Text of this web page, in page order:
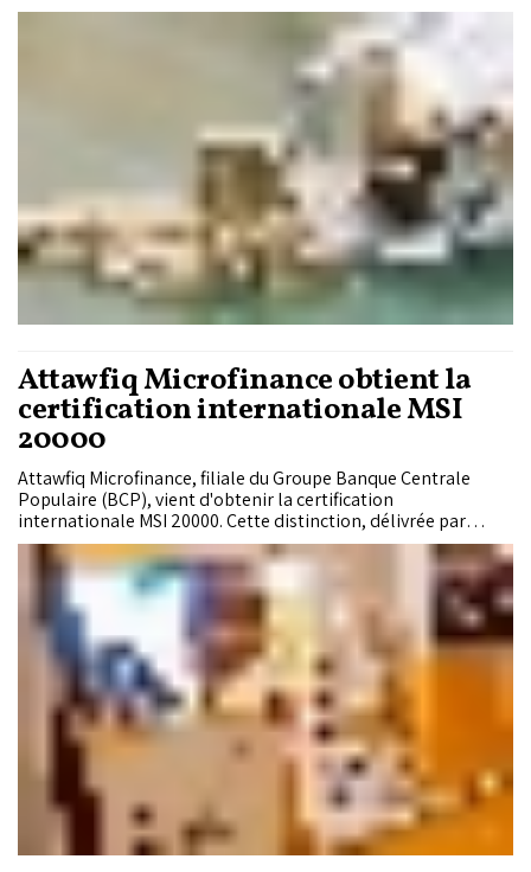
dirhams l’an dernier. Derrière ce chiffre se confirme une
réorientation structurelle de l’épargne : les dépôts à terme,
en repli constant depuis une décennie, cèdent du terrain face
aux placements liquides, à l’assurance Vie et surtout aux
valeurs mobilières, dont l’encours a bondi de plus de 40%.
Attawfiq Microfinance obtient la
certification internationale MSI
20000
Attawfiq Microfinance, filiale du Groupe Banque Centrale
Populaire (BCP), vient d'obtenir la certification
internationale MSI 20000. Cette distinction, délivrée par
l'organisme indépendant COFICERT, reconnaît la qualité de
sa gouvernance financière et la solidité de sa gestion.